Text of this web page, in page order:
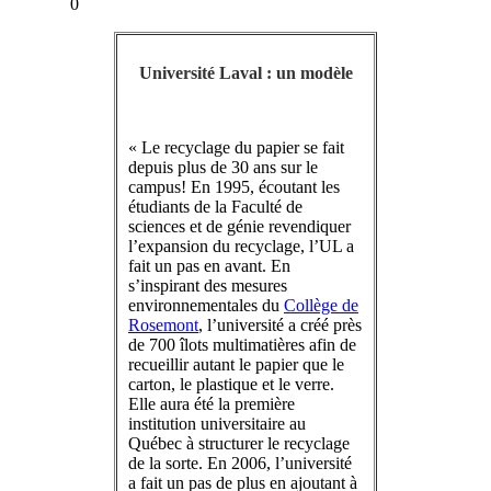
0
Université Laval : un modèle
« Le recyclage du papier se fait
depuis plus de 30 ans sur le
campus! En 1995, écoutant les
étudiants de la Faculté de
sciences et de génie revendiquer
l’expansion du recyclage, l’UL a
fait un pas en avant. En
s’inspirant des mesures
environnementales du Collège de
Rosemont, l’université a créé près
de 700 îlots multimatières afin de
recueillir autant le papier que le
carton, le plastique et le verre.
Elle aura été la première
institution universitaire au
Québec à structurer le recyclage
de la sorte. En 2006, l’université
a fait un pas de plus en ajoutant à